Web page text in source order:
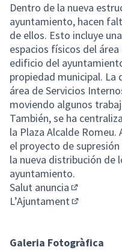
Dentro de la nueva
ayuntamiento, hacen
de ellos. Esto incluye
espacios físicos del
edificio del
propiedad municipal. La
área de Servicios
moviendo algunos
También, se ha
la Plaza Alcalde
el proyecto de
la nueva distribución de
ayuntamiento.
Salut anuncia
(Enlace
L’Ajuntament
Galeria Fotogràfica